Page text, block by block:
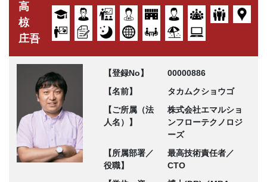
高
椋
庄吾
【登録No】
00000886
【名前】
タカムクショウゴ
【ご所属（法
人名）】
株式会社エマルショ
ンフローテクノロジ
ーズ
【所属部署／
役職】
最高技術責任者／
CTO